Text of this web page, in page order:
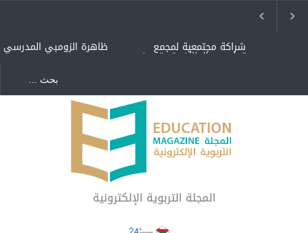
ظاهرة الزومبي المدرسي شراكة مجتمعية لمجمع
تعليمي بالطائف تستهدف
"كنت أنضرب ومافيني إلا
العافية" هل هذا مبرر
لاستمرار أسلوب التربية
المتوارث؟
لماذا تعد برامج توعية الأطفال
بخصوصية الجسد وقاية لا
فضول؟
المجلة التربوية الإلكترونية